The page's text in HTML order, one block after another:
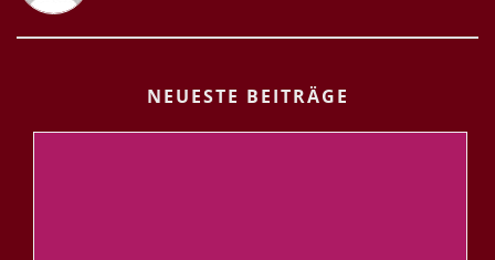
NEUESTE BEITRÄGE